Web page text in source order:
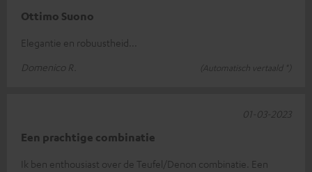
Ottimo Suono
Elegantie en robuustheid...
Domenico R.
(Automatisch vertaald *)
Een prachtige combinatie
Ik ben enthousiast over de Teufel/Denon combinatie. Een
01-03-2023